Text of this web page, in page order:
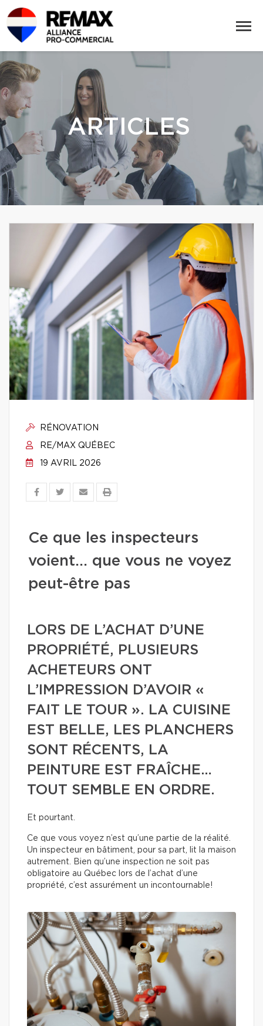
ARTICLES
RÉNOVATION
RE/MAX QUÉBEC
19 AVRIL 2026
Ce que les inspecteurs
voient… que vous ne voyez
peut-être pas
LORS DE L’ACHAT D’UNE
PROPRIÉTÉ, PLUSIEURS
ACHETEURS ONT
L’IMPRESSION D’AVOIR «
FAIT LE TOUR ». LA CUISINE
EST BELLE, LES PLANCHERS
SONT RÉCENTS, LA
PEINTURE EST FRAÎCHE…
TOUT SEMBLE EN ORDRE.
Et pourtant.
Ce que vous voyez n’est qu’une partie de la réalité.
Un inspecteur en bâtiment, pour sa part, lit la maison
autrement. Bien qu’une inspection ne soit pas
obligatoire au Québec lors de l’achat d’une
propriété, c’est assurément un incontournable!